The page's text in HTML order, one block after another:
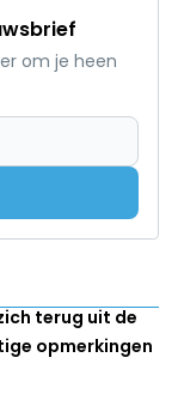
om je heen
terug uit de
opmerkingen